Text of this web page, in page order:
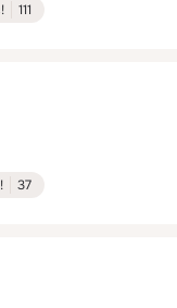
111
37